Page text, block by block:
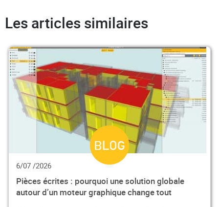
Les articles similaires
6/07 /2026
Pièces écrites : pourquoi une solution globale
autour d’un moteur graphique change tout